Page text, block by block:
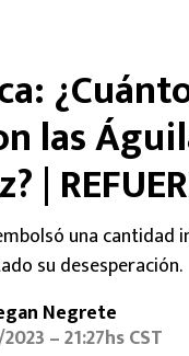
Mexicana
League
League
Chino
las
|
una cantidad
su desesperación.
Negrete
– 21:27hs CST